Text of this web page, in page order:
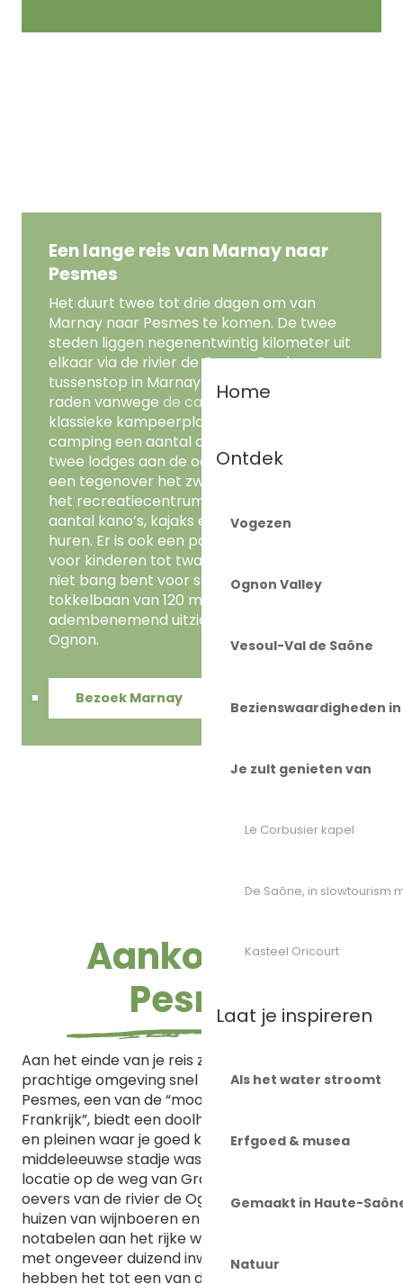
Home
Ontdek
Vogezen
Ognon Valley
Vesoul-Val de Saône
Bezienswaardigheden
Je zult genieten van
Le Corbusier kapel
De Saône, in slowtourism
Kasteel Oricourt
Laat je inspireren
Als het water stroomt
Erfgoed & musea
Gemaakt in Haute-
Natuur
Een lange reis van Marnay naar
Pesmes
Het duurt twee tot drie dagen om van
Marnay naar Pesmes te komen. De twee
steden liggen negenentwintig kilometer uit
elkaar via de rivier de Ognon. Een langere
tussenstop in Marnay is vooral aan te
raden vanwege de camping . Naast de
klassieke kampeerplaatsen biedt de
camping een aantal ongewone ervaringen:
twee lodges aan de oever van de rivier en
een tegenover het zwembad. Dan is er nog
het recreatiecentrum, waar je een groot
aantal kano’s, kajaks en peddels kunt
huren. Er is ook een parcours in de bomen
voor kinderen tot twaalf jaar. Tot slot, als je
niet bang bent voor sensatie, is er een
tokkelbaan van 120 meter voor een
adembenemend uitzicht over de rivier de
Ognon.
Bezoek Marnay
Aankomst in
Pesmes
Aan het einde van je reis zullen Pesmes en zijn
prachtige omgeving snel alle pijn wegvagen.
Pesmes, een van de “mooiste dorpen van
Frankrijk”, biedt een doolhof van smalle straatjes
en pleinen waar je goed kunt verdwalen. Dit
middeleeuwse stadje was ooit een strategische
locatie op de weg van Gray naar Dole. Langs de
oevers van de rivier de Ognon herinneren de
huizen van wijnboeren en de woningen van
notabelen aan het rijke wijnverleden van dit dorp
met ongeveer duizend inwoners. Al deze troeven
hebben het tot een van de belangrijkste